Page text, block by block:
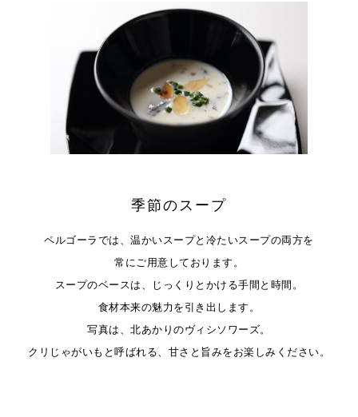
季節のスープ
ペルゴーラでは、温かいスープと 冷たいスープの両方を
常にご用意しております。
スープのベースは、じっくりとかける手間と時間。
食材本来の魅力を引き出します。
写真は、北あかりのヴィシソワーズ。
クリじゃがいもと呼ばれる、 甘さと旨みをお楽しみください。